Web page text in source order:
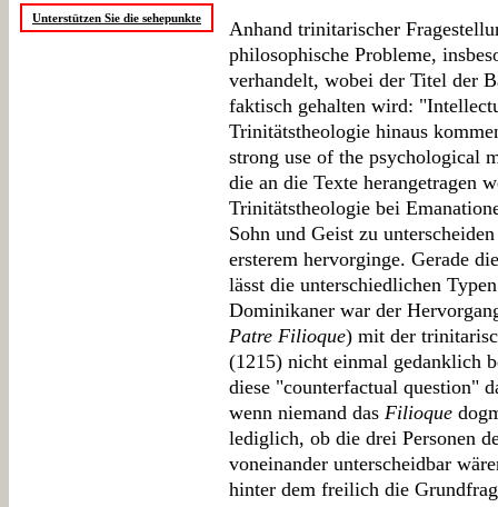
Unterstützen Sie die sehepunkte
Anhand trinitarischer
philosophische Probleme,
verhandelt, wobei der Titel der
faktisch gehalten wird:
Trinitätstheologie hinaus
strong use of the psychological
die an die Texte herangetragen
Trinitätstheologie bei
Sohn und Geist zu
ersterem hervorginge. Gerade
lässt die unterschiedlichen
Dominikaner war der
Patre Filioque) mit der
(1215) nicht einmal gedanklich
diese "counterfactual question"
wenn niemand das Filioque
lediglich, ob die drei Personen
voneinander unterscheidbar
hinter dem freilich die